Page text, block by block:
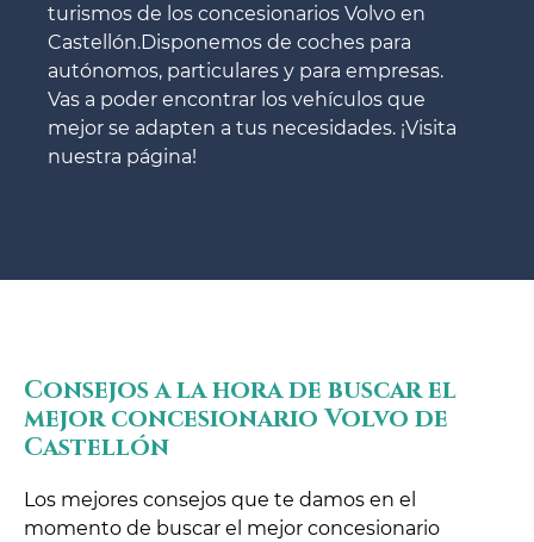
turismos de los concesionarios Volvo en
Castellón.Disponemos de coches para
autónomos, particulares y para empresas.
Vas a poder encontrar los vehículos que
mejor se adapten a tus necesidades. ¡Visita
nuestra página!
Consejos a la hora de buscar el
mejor concesionario Volvo de
Castellón
Los mejores consejos que te damos en el
momento de buscar el mejor concesionario